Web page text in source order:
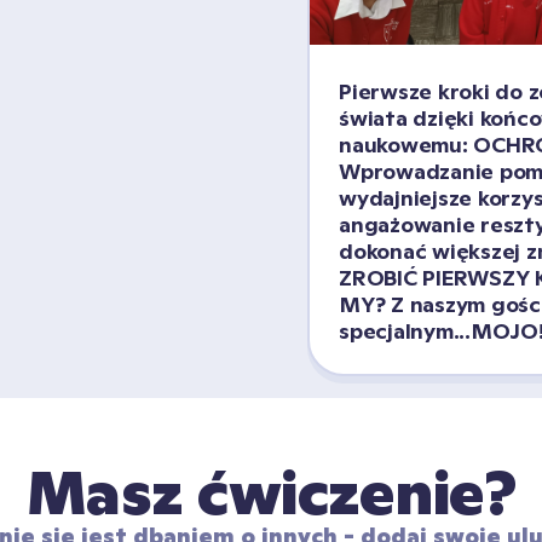
Pierwsze kroki do
świata dzięki
naukowemu:
Wprowadzanie
wydajniejsze
angażowanie
dokonać większej
ZROBIĆ PIERWSZY
MY? Z naszym
Masz ćwiczenie?